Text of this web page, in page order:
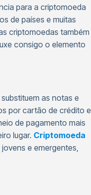
para a criptomoeda
de países e muitas
criptomoedas também
consigo o elemento
as notas e
por cartão de crédito e
de pagamento mais
lugar. Criptomoeda
e emergentes,